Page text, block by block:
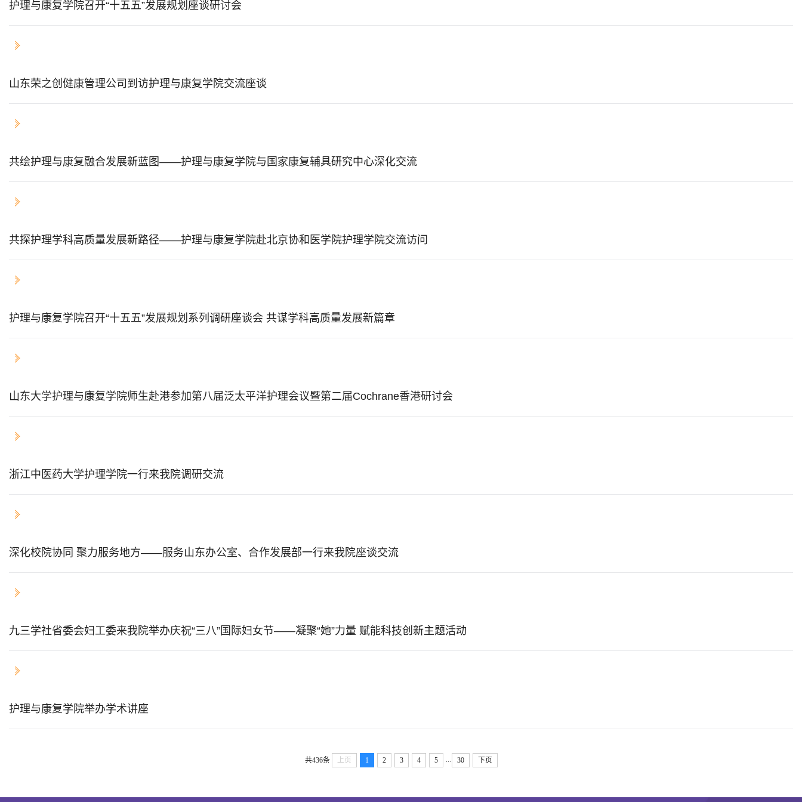
护理与康复学院召开“十五五”发展规划座谈研讨会
山东荣之创健康管理公司到访护理与康复学院交流座谈
共绘护理与康复融合发展新蓝图——护理与康复学院与国家康复辅具研究中心深化交流
共探护理学科高质量发展新路径——护理与康复学院赴北京协和医学院护理学院交流访问
护理与康复学院召开“十五五”发展规划系列调研座谈会 共谋学科高质量发展新篇章
山东大学护理与康复学院师生赴港参加第八届泛太平洋护理会议暨第二届Cochrane香港研讨会
浙江中医药大学护理学院一行来我院调研交流
深化校院协同 聚力服务地方——服务山东办公室、合作发展部一行来我院座谈交流
九三学社省委会妇工委来我院举办庆祝“三八”国际妇女节——凝聚“她”力量 赋能科技创新主题活动
护理与康复学院举办学术讲座
共436条 上页 1 2 3 4 5 ... 30 下页